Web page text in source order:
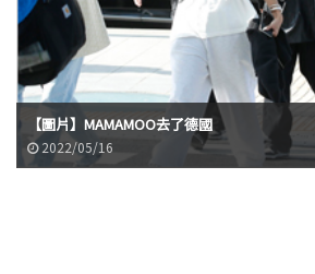
【圖片】MAMAMOO去了德國
2022/05/16